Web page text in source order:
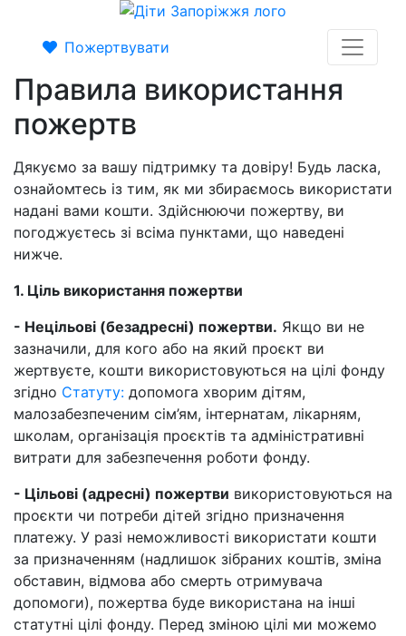
Пожертвувати
Правила використання
пожертв
Дякуємо за вашу підтримку та довіру! Будь ласка,
ознайомтесь із тим, як ми збираємось використати
надані вами кошти. Здійснюючи пожертву, ви
погоджуєтесь зі всіма пунктами, що наведені
нижче.
1. Ціль використання пожертви
- Нецільові (безадресні) пожертви. Якщо ви не
зазначили, для кого або на який проєкт ви
жертвуєте, кошти використовуються на цілі фонду
згідно Статуту: допомога хворим дітям,
малозабезпеченим сім’ям, інтернатам, лікарням,
школам, організація проєктів та адміністративні
витрати для забезпечення роботи фонду.
- Цільові (адресні) пожертви використовуються на
проєкти чи потреби дітей згідно призначення
платежу. У разі неможливості використати кошти
за призначенням (надлишок зібраних коштів, зміна
обставин, відмова або смерть отримувача
допомоги), пожертва буде використана на інші
статутні цілі фонду. Перед зміною цілі ми можемо